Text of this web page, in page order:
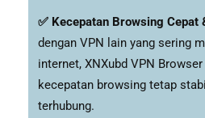
✅ Kecepatan Browsing Cepat
dengan VPN lain yang sering
internet, XNXubd VPN
kecepatan browsing tetap
terhubung.